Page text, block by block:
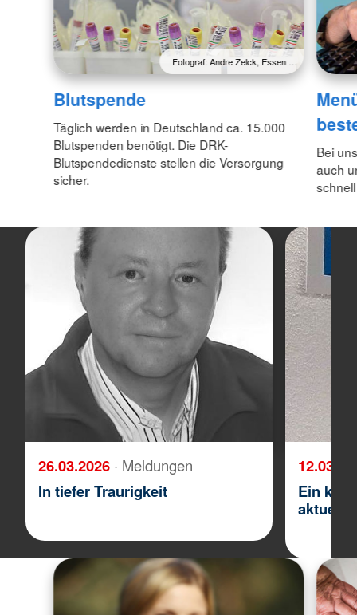
Fotograf: Andre Zelck, Essen …
Blutspende
Täglich werden in Deutschland ca. 15.000
Blutspenden benötigt. Die DRK-
Blutspendedienste stellen die Versorgung
sicher.
Bei
auch
26.03.2026 · Meldungen
In tiefer Traurigkeit
Ein